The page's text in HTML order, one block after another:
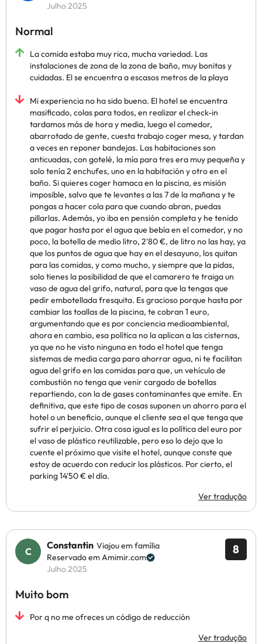
Julho 2025
Normal
La comida estaba muy rica, mucha variedad. Las
instalaciones de zona de la zona de baño, muy bonitas y
cuidadas. El se encuentra a escasos metros de la playa
Mi experiencia no ha sido buena. El hotel se encuentra
masificado, colas para todos, en realizar el check-in
tardamos más de hora y media, luego el comedor,
abarrotado de gente, cuesta trabajo coger mesa, y tardan
a veces en reponer bandejas. Las habitaciones son
anticuadas, con gotelé, la mía para tres era muy pequeña y
solo tenía 2 enchufes, uno en la habitación y otro en el
baño. Si quieres coger hamaca en la piscina, es misión
imposible, salvo que te levantes a las 7 de la mañana y te
pongas a hacer cola para que cuando abran, puedas
pillarlas. Además, yo iba en pensión completa y he tenido
que pagar hasta por el agua que bebía en el comedor, y no
poco, la botella de medio litro, 2'80 €, de litro no las hay, ya
que los puntos de agua que hay en el desayuno, los quitan
para las comidas, y como mucho, y siempre que la pidas,
solo tienes la posibilidad de que el camarero te traiga un
vaso de agua del grifo, natural, para que la tengas que
pedir embotellada fresquita. Es gracioso porque hasta por
cambiar las toallas de la piscina, te cobran 1 euro,
argumentando que es por conciencia medioambiental,
ahora en cambio, esa política no la aplican a las cisternas,
ya que no he visto ninguna en todo el hotel que tenga
sistemas de media carga para ahorrar agua, ni te facilitan
agua del grifo en las comidas para que, un vehículo de
combustión no tenga que venir cargado de botellas
repartiendo, con la de gases contaminantes que emite. En
definitiva, que este tipo de cosas suponen un ahorro para el
hotel o un beneficio, aunque el cliente sea el que tenga que
sufrir el perjuicio. Otra cosa igual es la política del euro por
el vaso de plástico reutilizable, pero eso lo dejo que lo
cuente el próximo que visite el hotel, aunque conste que
estoy de acuerdo con reducir los plásticos. Por cierto, el
parking 14'50 € el día.
Ver tradução
8
Constantin Viajou em família
Reservado em Amimir.com
Julho 2025
Muito bom
Por q no me ofreces un código de reducción
Ver tradução